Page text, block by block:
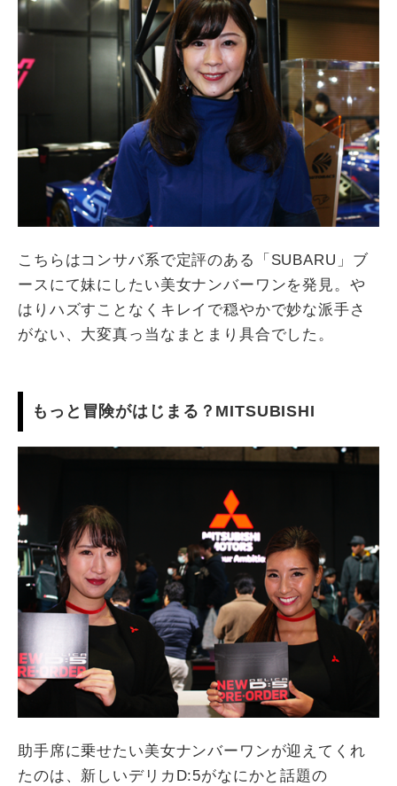
こちらはコンサバ系で定評のある「SUBARU」ブ
ースにて妹にしたい美女ナンバーワンを発見。や
はりハズすことなくキレイで穏やかで妙な派手さ
がない、大変真っ当なまとまり具合でした。
もっと冒険がはじまる？MITSUBISHI
助手席に乗せたい美女ナンバーワンが迎えてくれ
たのは、新しいデリカD:5がなにかと話題の